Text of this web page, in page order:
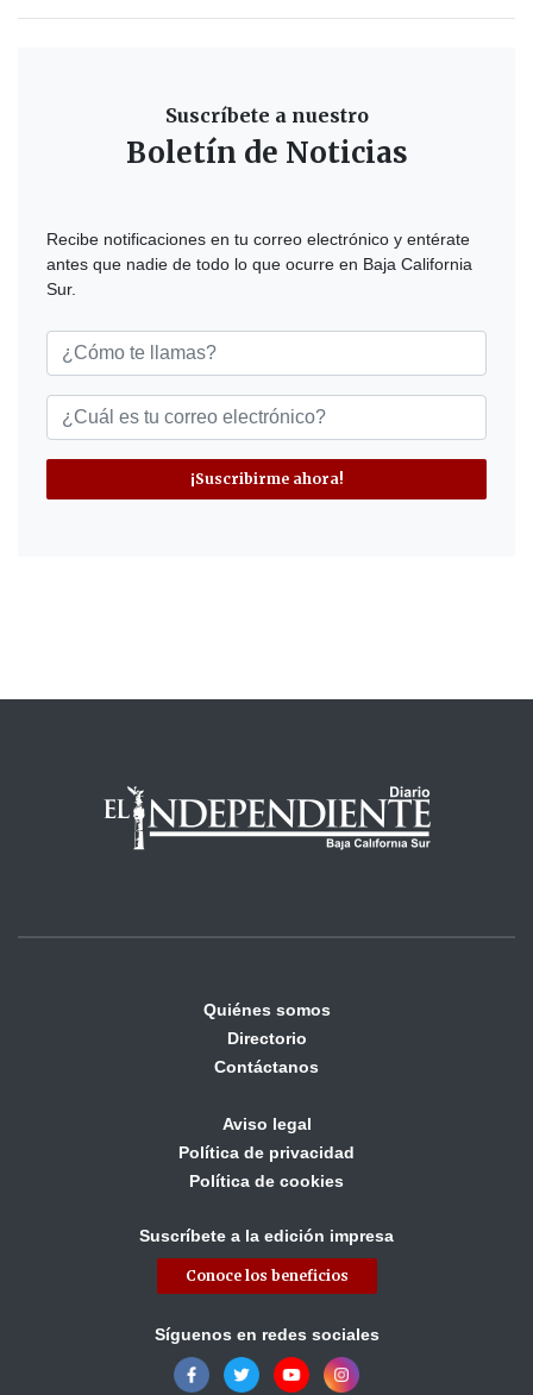
Suscríbete a nuestro
Boletín de Noticias
Recibe notificaciones en tu correo electrónico y entérate
antes que nadie de todo lo que ocurre en Baja California
Sur.
¡Suscribirme ahora!
Quiénes somos
Directorio
Contáctanos
Aviso legal
Política de privacidad
Política de cookies
Suscríbete a la edición impresa
Conoce los beneficios
Síguenos en redes sociales